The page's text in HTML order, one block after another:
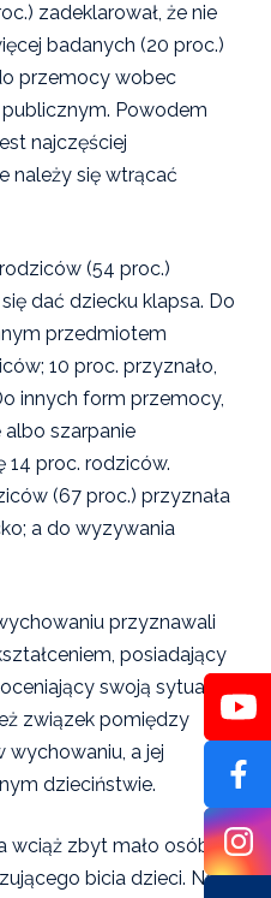
zadeklarował, że nie
badanych (20 proc.)
przemocy wobec
Powodem
najczęściej
należy się wtrącać
(54 proc.)
dać dziecku klapsa. Do
przedmiotem
10 proc. przyznało,
innych form przemocy,
albo szarpanie
14 proc. rodziców.
(67 proc.) przyznała
a do wyzywania
przyznawali
posiadający
swoją sytuację
związek pomiędzy
a jej
dzieciństwie.
wciąż zbyt mało osób
bicia dzieci. Na